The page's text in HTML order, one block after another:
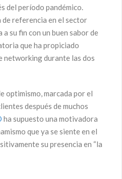
del período pandémico.
de referencia en el sector
su fin con un buen sabor de
que ha propiciado
networking durante las dos
optimismo, marcada por el
después de muchos
ha supuesto una motivadora
que ya se siente en el
su presencia en “la